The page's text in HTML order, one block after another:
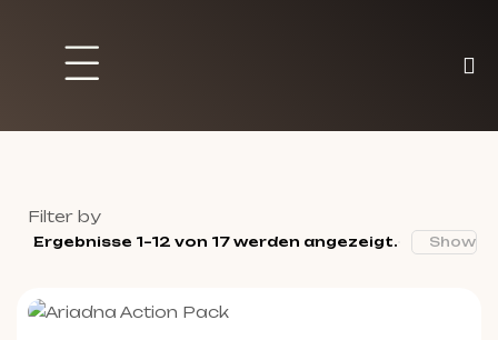
Filter by
Ergebnisse 1–12 von 17 werden angezeigt. Show